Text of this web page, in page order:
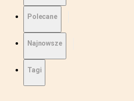
Polecane
Najnowsze
Tagi